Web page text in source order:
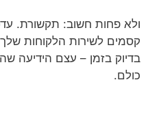
ולא פחות חשוב: תקשורת.
קסמים לשירות הלקוחות
בדיוק בזמן – עצם הידיעה
כולם.